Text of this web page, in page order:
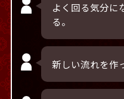
よく回る気分に
る。
新しい流れを作